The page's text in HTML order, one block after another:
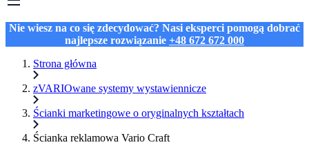
Nie wiesz na co się zdecydować? Nasi eksperci pomogą dobrać
najlepsze rozwiązanie +48 672 672 000
Strona główna
zVARIOwane systemy wystawiennicze
Ścianki marketingowe o oryginalnych kształtach
Ścianka reklamowa Vario Craft